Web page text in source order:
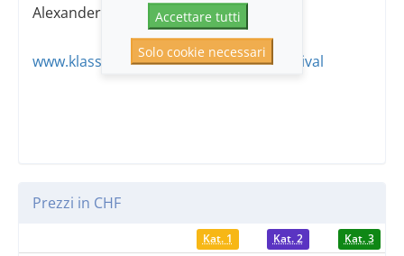
Alexander Warenberg
www.klassikimschloss.com/ostinatofestival
Prezzi in CHF
Kat. 1 Kat. 2 Kat. 3
Accettare tutti
Solo cookie necessari